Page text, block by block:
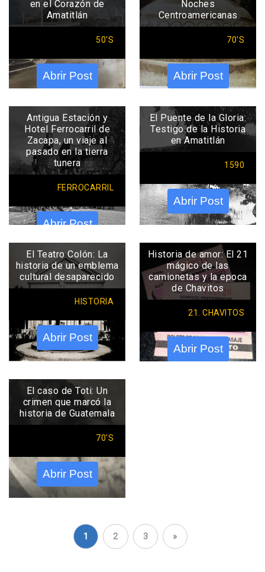
en el Corazón de
Amatitlán
50'S
Abrir Post
Noches
Centroamericanas
70'S
Abrir Post
Antigua Estación y
Hotel Ferrocarril de
Zacapa, un viaje al
pasado en la tierra
tunera
FERROCARRIL
Abrir Post
El Puente de la Gloria:
Testigo de la Historia
en Amatitlán
1590
Abrir Post
El Teatro Colón: La
historia de un emblema
cultural desaparecido
HISTORIA
Abrir Post
Historia de amor: El 21
mágico de las
camionetas y la epoca
de Chavitos
21. CHAVITOS
Abrir Post
El caso de Toti: Un
crimen que marcó la
historia de Guatemala
70'S
Abrir Post
1 2 3 »